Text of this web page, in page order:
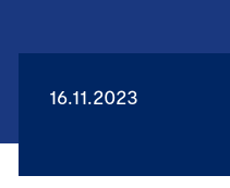
16.11.2023